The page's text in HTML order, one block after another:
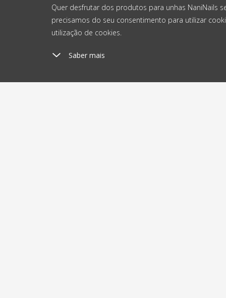
Quer desfrutar dos produtos para unhas NaniNails
precisamos do seu consentimento para utilizar
utilização de cookies.
Saber mais